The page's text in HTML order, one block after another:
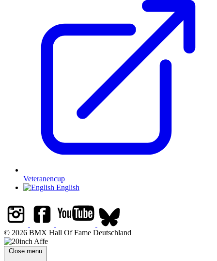
Veteranencup
English
© 2026 BMX Hall Of Fame Deutschland
Close menu